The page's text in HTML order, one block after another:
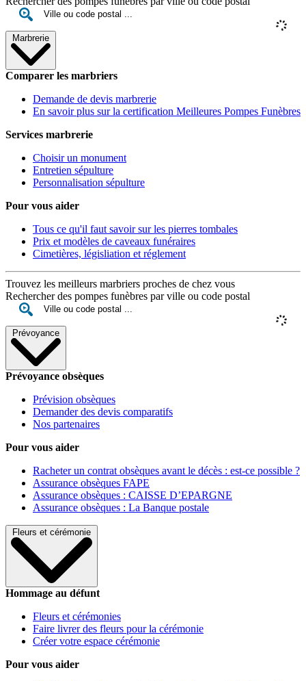
Marbrerie
Comparer les marbriers
Demande de devis marbrerie
En savoir plus sur la certification Meilleures Pompes Funèbres
Services marbrerie
Choisir un monument
Entretien sépulture
Personnalisation sépulture
Pour vous aider
Tous ce qu'il faut savoir sur les pierres tombales
Prix et modèles de caveaux funéraires
Cimetières, législiation et réglement
Trouvez les meilleurs marbriers proches de chez vous
Rechercher des pompes funèbres par ville ou code postal
Prévoyance
Prévoyance obsèques
Prévision obsèques
Demander des devis comparatifs
Nos partenaires
Pour vous aider
Racheter un contrat obsèques avant le décès : est-ce possible ?
Assurance obsèques FAPE
Assurance obsèques : CAISSE D’EPARGNE
Assurance obsèques : La Banque postale
Fleurs et cérémonie
Hommage au défunt
Fleurs et cérémonies
Faire livrer des fleurs pour la cérémonie
Créer votre espace cérémonie
Pour vous aider